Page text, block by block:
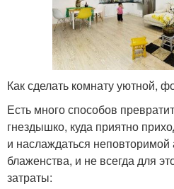
Как сделать комнату уютной,
Есть много способов
гнездышко, куда приятно
и наслаждаться
блаженства, и не всегда для
затраты: